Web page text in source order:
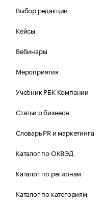
Выбор редакции
Кейсы
Вебинары
Мероприятия
Учебник РБК Компании
Статьи о бизнесе
Словарь PR и маркетинга
Каталог по ОКВЭД
Каталог по регионам
Каталог по категориям